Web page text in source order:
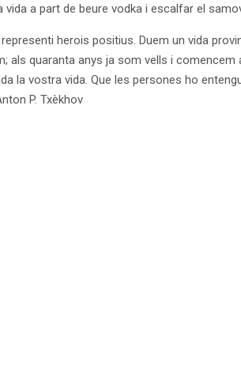
a part de beure vodka i escalfar el
herois positius. Duem un vida
quaranta anys ja som vells i comencem
la vostra vida. Que les persones ho
P. Txèkhov